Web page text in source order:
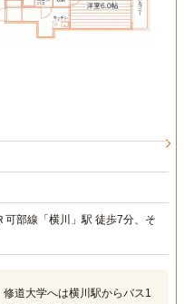
可部線「横川」駅 徒歩7分、そ
道大学へは横川駅からバス1